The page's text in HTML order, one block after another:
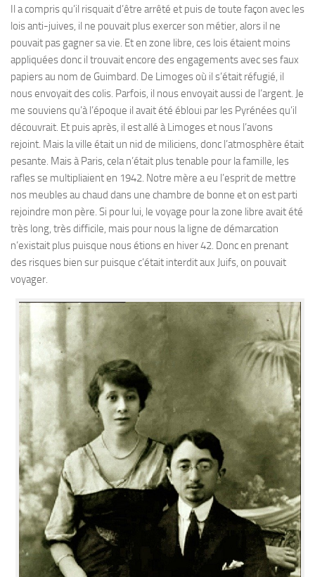
Il a compris qu’il risquait d’être arrêté et puis de toute façon avec les
lois anti-juives, il ne pouvait plus exercer son métier, alors il ne
pouvait pas gagner sa vie. Et en zone libre, ces lois étaient moins
appliquées donc il trouvait encore des engagements avec ses faux
papiers au nom de Guimbard. De Limoges où il s’était réfugié, il
nous envoyait des colis. Parfois, il nous envoyait aussi de l’argent. Je
me souviens qu’à l’époque il avait été ébloui par les Pyrénées qu’il
découvrait. Et puis après, il est allé à Limoges et nous l’avons
rejoint. Mais la ville était un nid de miliciens, donc l’atmosphère était
pesante. Mais à Paris, cela n’était plus tenable pour la famille, les
rafles se multipliaient en 1942. Notre mère a eu l’esprit de mettre
nos meubles au chaud dans une chambre de bonne et on est parti
rejoindre mon père. Si pour lui, le voyage pour la zone libre avait été
très long, très difficile, mais pour nous la ligne de démarcation
n’existait plus puisque nous étions en hiver 42. Donc en prenant
des risques bien sur puisque c’était interdit aux Juifs, on pouvait
voyager.